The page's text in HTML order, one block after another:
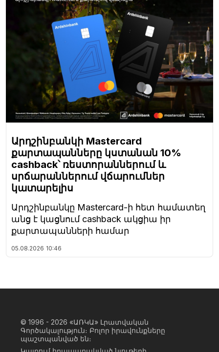
Արդշինբանկի Mastercard
քարտապանները կստանան 10%
cashback՝ ռեստորաններում և
սրճարաններում վճարումներ
կատարելիս
Արդշինբանկը Mastercard-ի հետ համատեղ
անց է կացնում cashback ակցիա իր
քարտապանների համար
05.08.2026 10:46
© 1996 - 2026 «ԱՌԿԱ» Լրատվական
Գործակալություն։ Բոլոր իրավունքները
պաշտպանված են։